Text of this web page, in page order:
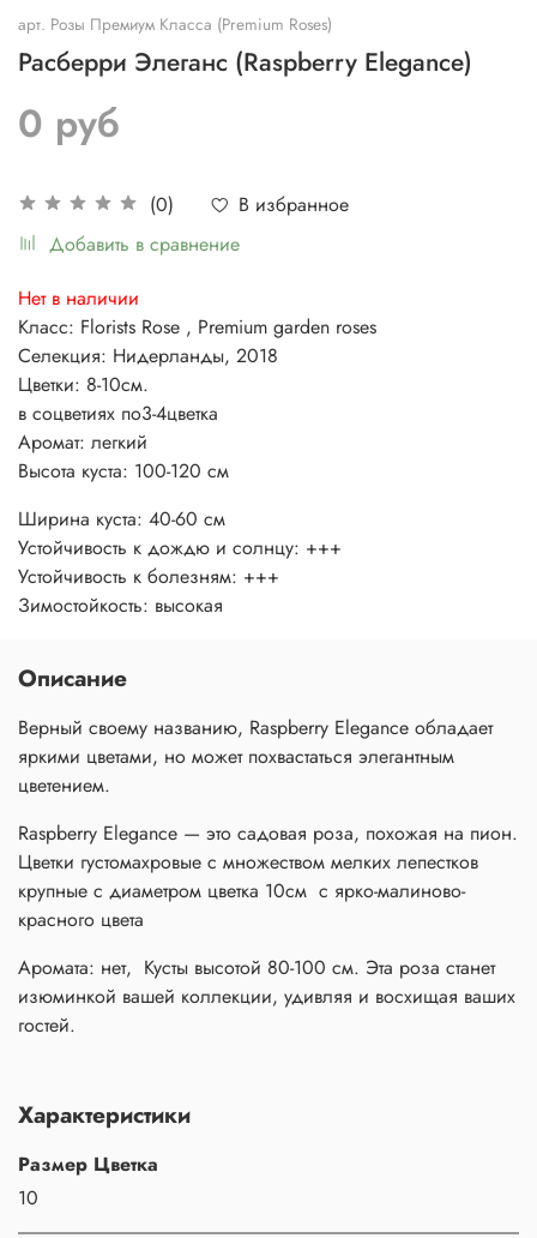
арт. Розы Премиум Класса (Premium Roses)
Расберри Элеганс (Raspberry Elegance)
(0)
В избранное
Добавить в сравнение
Нет в наличии
0 руб
Класс: Florists Rose , Premium garden roses
Селекция: Нидерланды, 2018
Цветки: 8-10см.
в соцветиях по3-4цветка
Аромат: легкий
Высота куста: 100-120 см
Ширина куста: 40-60 см
Устойчивость к дождю и солнцу: +++
Устойчивость к болезням: +++
Зимостойкость: высокая
Описание
Верный своему названию, Raspberry Elegance обладает
яркими цветами, но может похвастаться элегантным
цветением.
Raspberry Elegance — это садовая роза, похожая на пион.
Цветки густомахровые с множеством мелких лепестков
крупные с диаметром цветка 10см с ярко-малиново-
красного цвета
Аромата: нет, Кусты высотой 80-100 см. Эта роза станет
изюминкой вашей коллекции, удивляя и восхищая ваших
гостей.
Характеристики
Размер Цветка
10